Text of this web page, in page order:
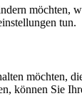
möchten,
tun.
möchten,
können Sie